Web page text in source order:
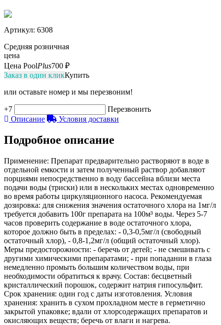
Артикул: 6308
Средняя розничная
цена
Цена PoolPlus700 ₽
Заказ в один кликКупить
или оставьте номер и мы перезвоним!
+7
Перезвонить
Описание
Условия доставки
Подробное описание
Применение: Препарат предварительно растворяют в воде в
отдельной емкости и затем полученный раствор добавляют
порциями непосредственно в воду бассейна вблизи места
подачи воды (триски) или в нескольких местах одновременно
во время работы циркуляционного насоса. Рекомендуемая
дозировка: для снижения значения остаточного хлора на 1мг/л
требуется добавить 100г препарата на 100м³ воды. Через 5-7
часов проверить содержание в воде остаточного хлора,
которое должно быть в пределах: - 0,3-0,5мг/л (свободный
остаточный хлор), - 0,8-1,2мг/л (общий остаточный хлор).
Меры предосторожности: - беречь от детей; - не смешивать с
другими химическими препаратами; - при попадании в глаза
немедленно промыть большим количеством воды, при
необходимости обратиться к врачу. Состав: бесцветный
кристаллический порошок, содержит натрия гипосульфит.
Срок хранения: один год с даты изготовления. Условия
хранения: хранить в сухом прохладном месте в герметично
закрытой упаковке; вдали от хлорсодержащих препаратов и
окисляющих веществ; беречь от влаги и нагрева.